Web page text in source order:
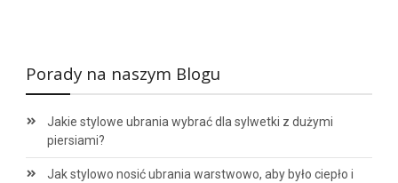
Porady na naszym Blogu
Jakie stylowe ubrania wybrać dla sylwetki z dużymi
piersiami?
Jak stylowo nosić ubrania warstwowo, aby było ciepło i